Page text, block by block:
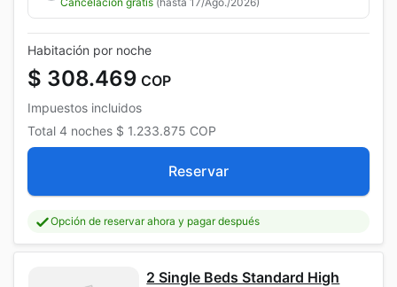
Habitación por noche
$ 308.469 COP
Impuestos incluidos
Total 4 noches $ 1.233.875 COP
Reservar
Opción de reservar ahora y pagar después
2 Single Beds Standard High